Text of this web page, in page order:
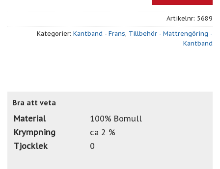
Artikelnr: 5689
Kategorier: Kantband - Frans, Tillbehör - Mattrengöring -
Kantband
Bra att veta
Material
100% Bomull
Krympning
ca 2 %
Tjocklek
0